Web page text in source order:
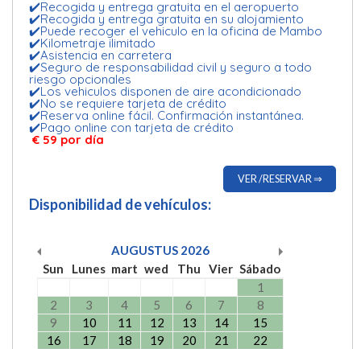
✔️Recogida y entrega gratuita en el aeropuerto
✔️Recogida y entrega gratuita en su alojamiento
✔️Puede recoger el vehiculo en la oficina de Mambo
✔️Kilometraje ilimitado
✔️Asistencia en carretera
✔️Seguro de responsabilidad civil y seguro a todo
riesgo opcionales
✔️Los vehiculos disponen de aire acondicionado
✔️No se requiere tarjeta de crédito
✔️Reserva online fácil. Confirmación instantánea.
✔️Pago online con tarjeta de crédito
€ 59 por día
VER /RESERVAR ⇒
Disponibilidad de vehículos:
AUGUSTUS 2026
Sun
Lunes mart wed Thu Vier Sábado
1
2
3 4 5 6 7
8
9
10 11 12 13 14
15
16
17 18 19 20 21
22